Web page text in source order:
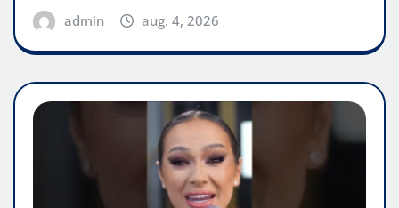
admin aug. 4, 2026